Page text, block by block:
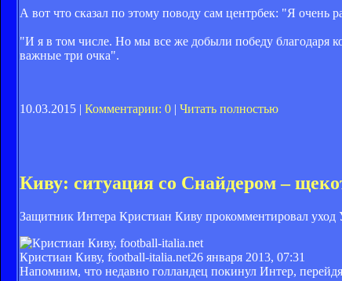
А вот что сказал по этому поводу сам центрбек: "Я очень
"И я в том числе. Но мы все же добыли победу благодаря
важные три очка".
10.03.2015 | Комментарии: 0 | Читать полностью
Киву: ситуация со Снайдером –
Защитник Интера Кристиан Киву прокомментировал уход
Кристиан Киву, football-italia.net26 января 2013, 07:31
Напомним, что недавно голландец покинул Интер,